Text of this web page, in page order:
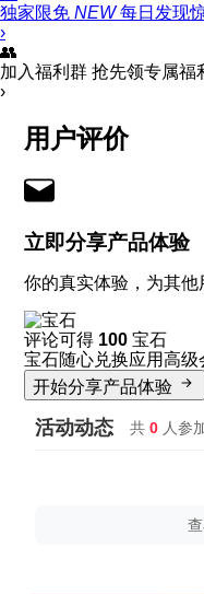
独家限免 NEW 每日发现
›
👥
加入福利群 抢先领专属福
›
用户评价
立即分享产品体验
你的真实体验，为其
评论可得 100 宝石
宝石随心兑换应用高
开始分享产品体验
活动动态 共0 人参